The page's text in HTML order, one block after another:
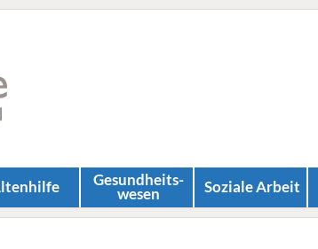
Gesundheits­
wesen Soziale Arbeit